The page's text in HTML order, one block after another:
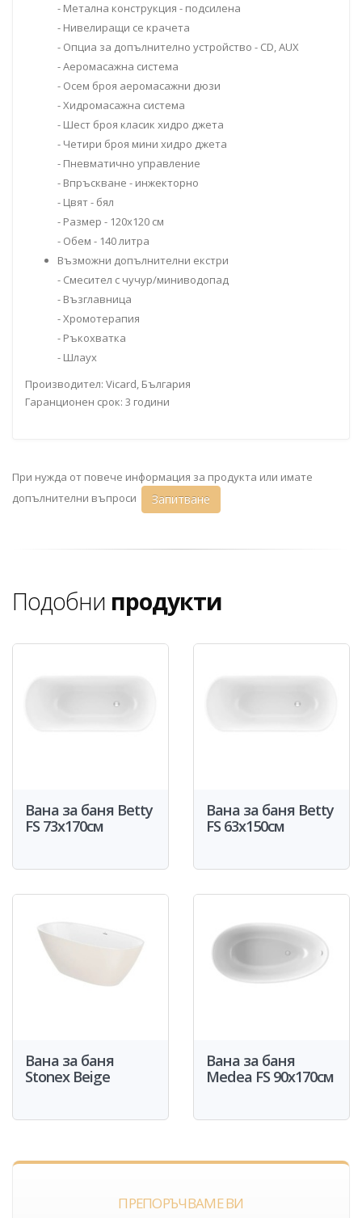
- Метална конструкция - подсилена
- Нивелиращи се крачета
- Опциа за допълнително устройство - CD, AUX
- Аеромасажна система
- Осем броя аеромасажни дюзи
- Хидромасажна система
- Шест броя класик хидро джета
- Четири броя мини хидро джета
- Пневматично управление
- Впръскване - инжекторно
- Цвят - бял
- Размер - 120x120 см
- Обем - 140 литра
Възможни допълнителни екстри
- Смесител с чучур/миниводопад
- Възглавница
- Хромотерапия
- Ръкохватка
- Шлаух
Производител: Vicard, България
Гаранционен срок: 3 години
При нужда от повече информация за продукта или имате
допълнителни въпроси
Запитване
Подобни продукти
Вана за баня Betty
FS 73x170см
Вана за баня Betty
FS 63x150см
Вана за баня
Stonex Beige
Вана за баня
Medea FS 90x170см
ПРЕПОРЪЧВАМЕ ВИ